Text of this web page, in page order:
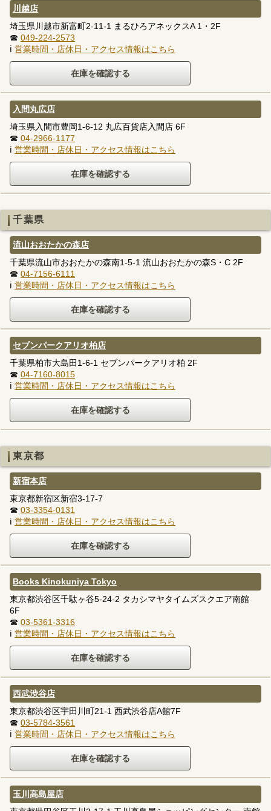
川越店
埼玉県川越市新富町2-11-1 まるひろアネックスA 1・2F
☎ 049-224-2573
ℹ 営業時間・店休日・アクセス情報はこちら
入間丸広店
埼玉県入間市豊岡1-6-12 丸広百貨店入間店 6F
☎ 04-2966-1177
ℹ 営業時間・店休日・アクセス情報はこちら
千葉県
流山おおたかの森店
千葉県流山市おおたかの森南1-5-1 流山おおたかの森S・C 2F
☎ 04-7156-6111
ℹ 営業時間・店休日・アクセス情報はこちら
セブンパークアリオ柏店
千葉県柏市大島田1-6-1 セブンパークアリオ柏 2F
☎ 04-7160-8015
ℹ 営業時間・店休日・アクセス情報はこちら
東京都
新宿本店
東京都新宿区新宿3-17-7
☎ 03-3354-0131
ℹ 営業時間・店休日・アクセス情報はこちら
Books Kinokuniya Tokyo
東京都渋谷区千駄ヶ谷5-24-2 タカシマヤタイムズスクエア南館
6F
☎ 03-5361-3316
ℹ 営業時間・店休日・アクセス情報はこちら
西武渋谷店
東京都渋谷区宇田川町21-1 西武渋谷店A館7F
☎ 03-5784-3561
ℹ 営業時間・店休日・アクセス情報はこちら
玉川高島屋店